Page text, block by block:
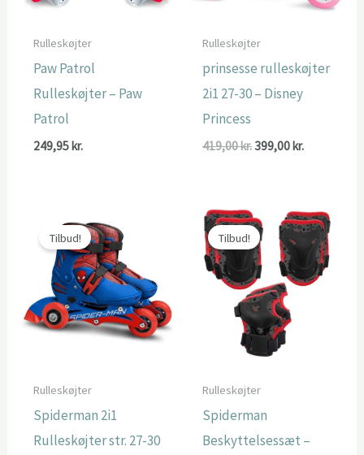
Rulleskøjter
Paw Patrol
Rulleskøjter – Paw
Patrol
249,95 kr.
Rulleskøjter
prinsesse rulleskøjter
2i1 27-30 – Disney
Princess
419,00kr.Den
399,00 kr.Den
Tilbud!
Rulleskøjter
Spiderman 2i1
Rulleskøjter str. 27-30
Tilbud!
Rulleskøjter
Spiderman
Beskyttelsessæt –